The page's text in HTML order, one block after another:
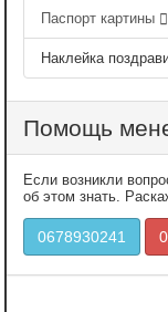
Паспорт картины
Наклейка
Помощь
Если возникли
об этом знать.
0678930241